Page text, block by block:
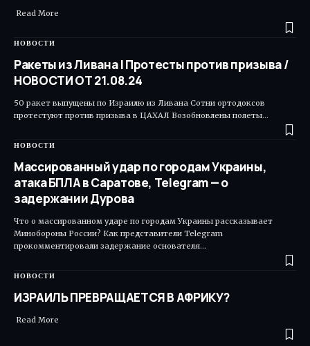
Read More ​
НОВОСТИ
Ракеты из Ливана | Протесты против призыва /
НОВОСТИ ОТ 21.08.24
50 ракет выпущены по Израилю из Ливана Сотни ортодоксов
протестуют против призыва в ЦАХАЛ Возобновлены полеты…
НОВОСТИ
Массированный удар по городам Украины,
атака БПЛА в Саратове, Telegram — о
задержании Дурова
Что о массированном ударе по городам Украины рассказывает
Минобороны России? Как представители Telegram
прокомментировали задержание основателя…
НОВОСТИ
ИЗРАИЛЬ ПРЕВРАЩАЕТСЯ В АФРИКУ?
Read More ​